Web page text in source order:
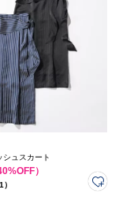
シュスカート
）